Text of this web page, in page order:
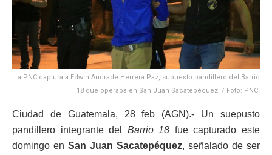
La PNC captura a Edwin Andrade Herrera Paz, supuesto pandillero del Barrio
18 que operaba en San Juan Sacatepéquez. / Foto: PNC.
Ciudad de Guatemala, 28 feb (AGN).- Un suepusto
pandillero integrante del Barrio 18 fue capturado este
domingo en San Juan Sacatepéquez, señalado de ser